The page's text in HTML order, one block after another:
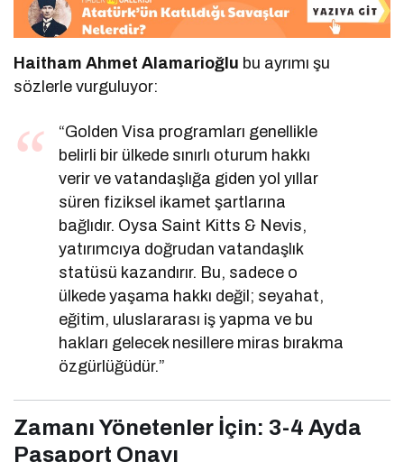
Haitham Ahmet Alamarioğlu bu ayrımı şu
sözlerle vurguluyor:
“Golden Visa programları genellikle
belirli bir ülkede sınırlı oturum hakkı
verir ve vatandaşlığa giden yol yıllar
süren fiziksel ikamet şartlarına
bağlıdır. Oysa Saint Kitts & Nevis,
yatırımcıya doğrudan vatandaşlık
statüsü kazandırır. Bu, sadece o
ülkede yaşama hakkı değil; seyahat,
eğitim, uluslararası iş yapma ve bu
hakları gelecek nesillere miras bırakma
özgürlüğüdür.”
Zamanı Yönetenler İçin: 3-4 Ayda
Pasaport Onayı